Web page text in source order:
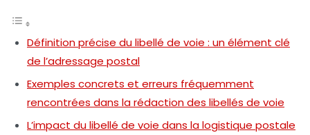
Définition précise du libellé de voie : un élément clé
de l’adressage postal
Exemples concrets et erreurs fréquemment
rencontrées dans la rédaction des libellés de voie
L’impact du libellé de voie dans la logistique postale